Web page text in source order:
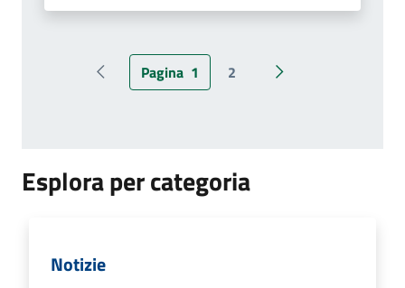
Pagina precedente
Pagina 1 2 Pagina successiva
Esplora per categoria
Notizie